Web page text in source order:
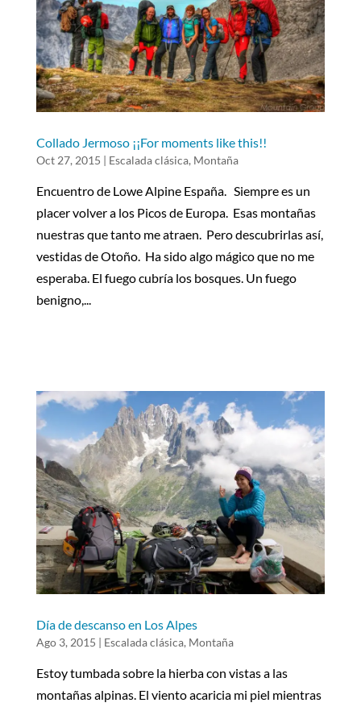
Collado Jermoso ¡¡For moments like this!!
Oct 27, 2015 | Escalada clásica, Montaña
Encuentro de Lowe Alpine España. Siempre es un
placer volver a los Picos de Europa. Esas montañas
nuestras que tanto me atraen. Pero descubrirlas así,
vestidas de Otoño. Ha sido algo mágico que no me
esperaba. El fuego cubría los bosques. Un fuego
benigno,...
Día de descanso en Los Alpes
Ago 3, 2015 | Escalada clásica, Montaña
Estoy tumbada sobre la hierba con vistas a las
montañas alpinas. El viento acaricia mi piel mientras